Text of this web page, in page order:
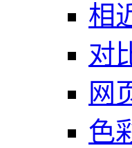
相
对
网
色